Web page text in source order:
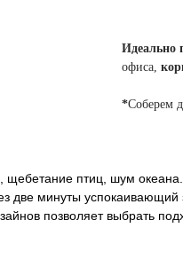
Идеально
офиса,
*Соберем
птиц, шум океана.
минуты успокаивающий
позволяет выбрать